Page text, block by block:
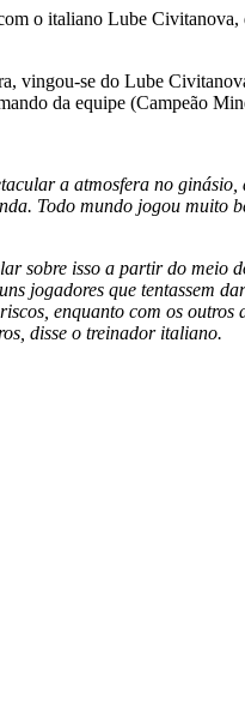
o italiano Lube
vingou-se do Lube
da equipe (Campeão
a atmosfera no
Todo mundo jogou
sobre isso a partir do meio
jogadores que tentassem
enquanto com os
disse o treinador italiano.